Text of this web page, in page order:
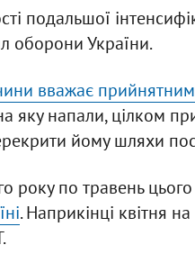
подальшої
оборони України.
вважає
яку напали, цілком
йому шляхи
року по травень
. Наприкінці квітня